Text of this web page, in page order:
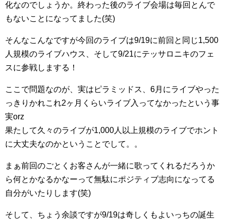
化なのでしょうか。終わった後のライブ会場は毎回とんで
もないことになってました(笑)
そんなこんなですが今回のライブは9/19に前回と同じ1,500
人規模のライブハウス、そして9/21にテッサロニキのフェ
スに参戦しまする！
ここで問題なのが、実はピラミッドス、6月にライブやった
っきりかれこれ2ヶ月くらいライブ入ってなかったという事
実orz
果たして久々のライブが1,000人以上規模のライブでホント
に大丈夫なのかということでして。。
まぁ前回のごとくお客さんが一緒に歌ってくれるだろうか
ら何とかなるかなーって無駄にポジティブ志向になってる
自分がいたりします(笑)
そして、ちょう余談ですが9/19は奇しくもよいっちの誕生